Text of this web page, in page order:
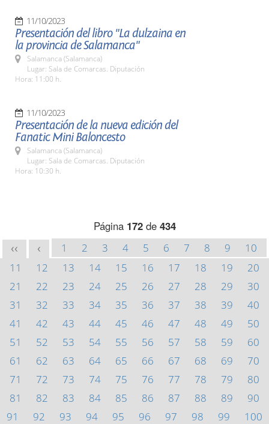
11/10/2023
Presentación del libro "La dulzaina en
la provincia de Salamanca"
Salamanca (Salamanca)
Lugar: Sala de Comarcas. Diputación
Hora: 11:00 h.
11/10/2023
Presentación de la nueva edición del
Fanatic Mini Baloncesto
Salamanca (Salamanca)
Lugar: Sala de Comarcas. Diputación
Hora: 10:30 h.
Página 172de 434
<< < 1 2 3 4 5 6 7 8 9
10
11
12 13 14 15 16 17 18 19
20
21
22 23 24 25 26 27 28 29
30
31
32 33 34 35 36 37 38 39
40
41
42 43 44 45 46 47 48 49
50
51
52 53 54 55 56 57 58 59
60
61
62 63 64 65 66 67 68 69
70
71
72 73 74 75 76 77 78 79
80
81
82 83 84 85 86 87 88 89
90
91
92 93 94 95 96 97 98 99
100